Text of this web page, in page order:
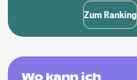
Zum Ranking
Wo kann ich